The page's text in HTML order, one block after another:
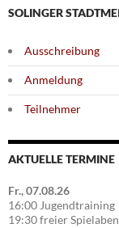
SOLINGER
Ausschreibung
Anmeldung
Teilnehmer
AKTUELLE TERMINE
Fr., 07.08.26
16:00 Jugendtraining
19:30 freier